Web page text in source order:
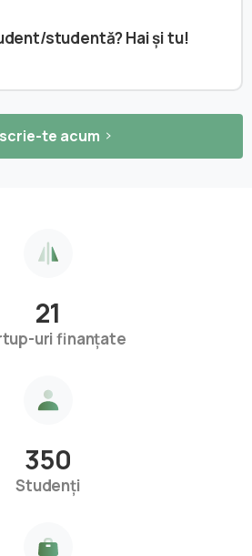
studentă? Hai și tu!
te acum
21
uri finanțate
350
Studenți